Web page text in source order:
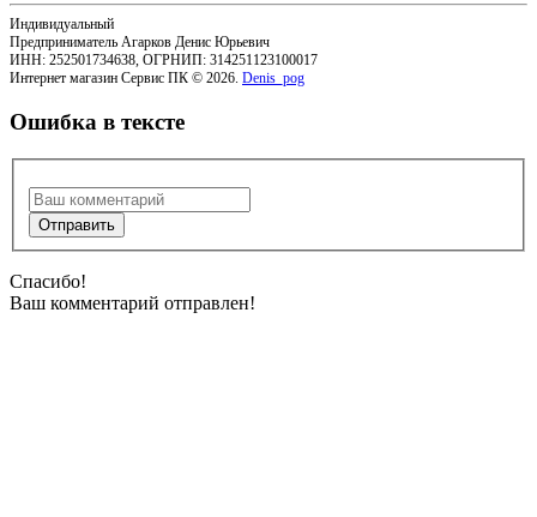
Индивидуальный
Предприниматель Агарков Денис Юрьевич
ИНН: 252501734638, ОГРНИП: 314251123100017
Интернет магазин Сервис ПК © 2026. Denis_pog
Ошибка в тексте
Спасибо!
Ваш комментарий отправлен!